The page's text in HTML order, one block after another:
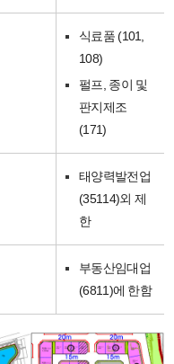
식료품 (101,
108)
펄프, 종이 및
판지제조
(171)
태양력발전업
(35114)외 제
한
부동산임대업
(6811)에 한함